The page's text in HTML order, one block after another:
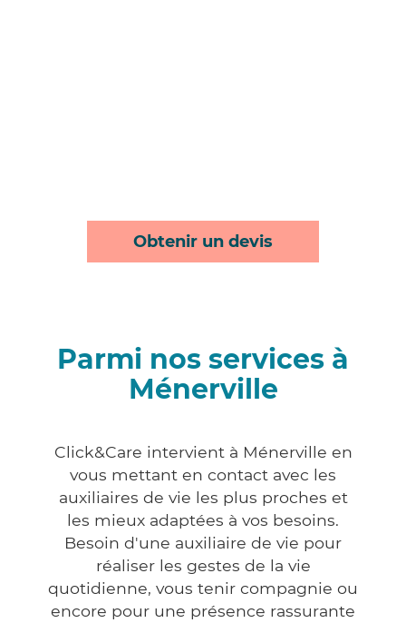
Obtenir un devis
Parmi nos services à
Ménerville
Click&Care intervient à Ménerville en
vous mettant en contact avec les
auxiliaires de vie les plus proches et
les mieux adaptées à vos besoins.
Besoin d'une auxiliaire de vie pour
réaliser les gestes de la vie
quotidienne, vous tenir compagnie ou
encore pour une présence rassurante